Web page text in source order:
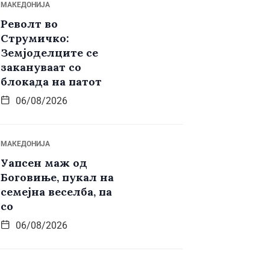
МАКЕДОНИЈА
Револт во
Струмичко:
Земјоделците се
закануваат со
блокада на патот
06/08/2026
МАКЕДОНИЈА
Уапсен маж од
Боговиње, пукал на
семејна веселба, па
со
06/08/2026